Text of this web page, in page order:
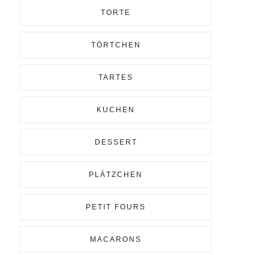
TORTE
TÖRTCHEN
TARTES
KUCHEN
DESSERT
PLÄTZCHEN
PETIT FOURS
MACARONS